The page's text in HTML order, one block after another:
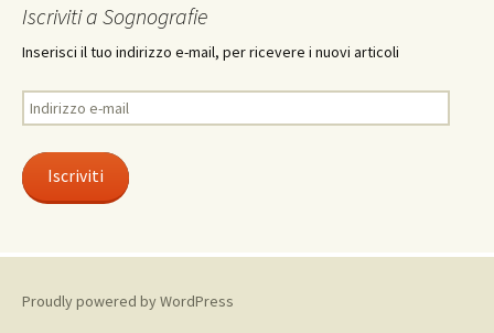
Iscriviti a Sognografie
Inserisci il tuo indirizzo e-mail, per ricevere i nuovi articoli
Indirizzo
e-
Iscriviti
Proudly powered by WordPress